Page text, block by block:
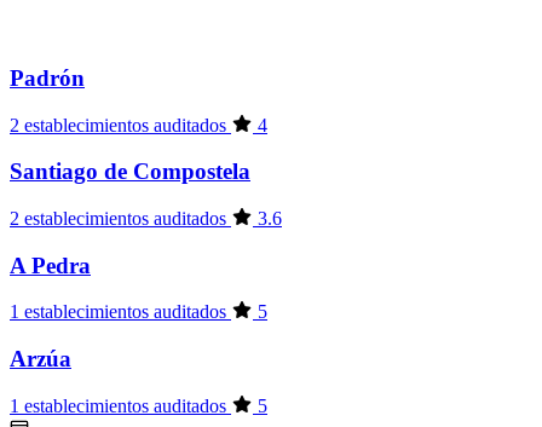
Padrón
2 establecimientos auditados 4
Santiago de Compostela
2 establecimientos auditados 3.6
A Pedra
1 establecimientos auditados 5
Arzúa
1 establecimientos auditados 5